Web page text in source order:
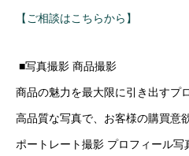
【ご相談はこちらから】
■写真撮影 商品撮影
商品の魅力を最大限に引き出すプ
高品質な写真で、お客様の購買意
ポートレート撮影 プロフィール